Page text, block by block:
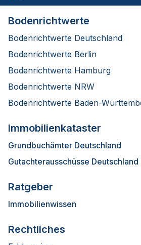
Bodenrichtwerte
Bodenrichtwerte Deutschland
Bodenrichtwerte Berlin
Bodenrichtwerte Hamburg
Bodenrichtwerte NRW
Bodenrichtwerte Baden-
Immobilienkataster
Grundbuchämter Deutschland
Gutachterausschüsse Deutschland
Ratgeber
Immobilienwissen
Rechtliches